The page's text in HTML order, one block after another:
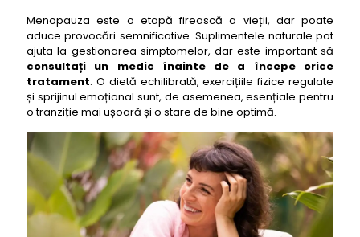
Menopauza este o etapă firească a vieții, dar poate
aduce provocări semnificative. Suplimentele naturale pot
ajuta la gestionarea simptomelor, dar este important să
consultați un medic înainte de a începe orice
tratament. O dietă echilibrată, exercițiile fizice regulate
și sprijinul emoțional sunt, de asemenea, esențiale pentru
o tranziție mai ușoară și o stare de bine optimă.